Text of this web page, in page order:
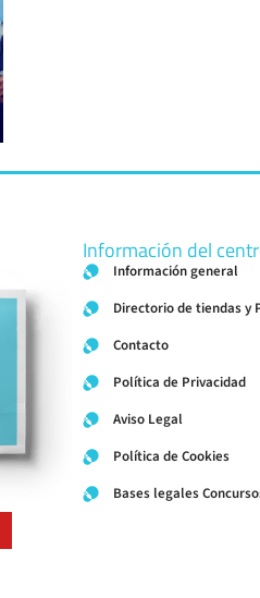
Información del
Información general
Directorio de tiendas y
Contacto
Política de Privacidad
Aviso Legal
Política de Cookies
Bases legales